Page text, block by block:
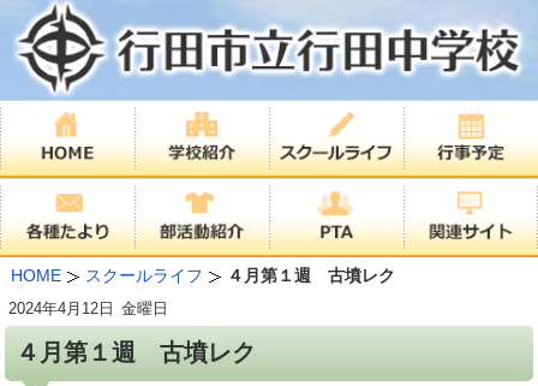
HOME スクールライフ ４月第１週 古墳レク
４月第１週 古墳レク
2024年4月12日 金曜日